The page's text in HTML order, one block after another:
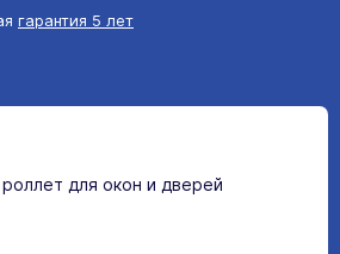
гарантия 5 лет
для окон и дверей